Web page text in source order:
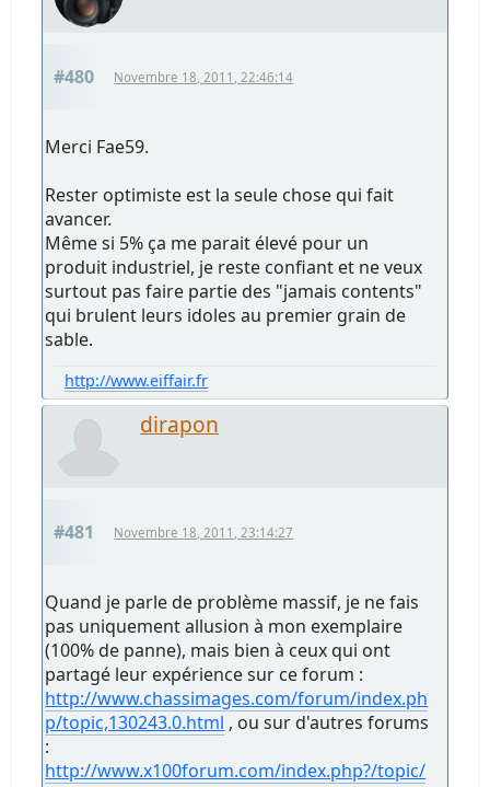
#480 Novembre 18, 2011, 22:46:14
Merci Fae59.
Rester optimiste est la seule chose qui fait
avancer.
Même si 5% ça me parait élevé pour un
produit industriel, je reste confiant et ne veux
surtout pas faire partie des "jamais contents"
qui brulent leurs idoles au premier grain de
sable.
http://www.eiffair.fr
dirapon
#481 Novembre 18, 2011, 23:14:27
Quand je parle de problème massif, je ne fais
pas uniquement allusion à mon exemplaire
(100% de panne), mais bien à ceux qui ont
partagé leur expérience sur ce forum :
http://www.chassimages.com/forum/index.ph
p/topic,130243.0.html , ou sur d'autres forums
:
http://www.x100forum.com/index.php?/topic/